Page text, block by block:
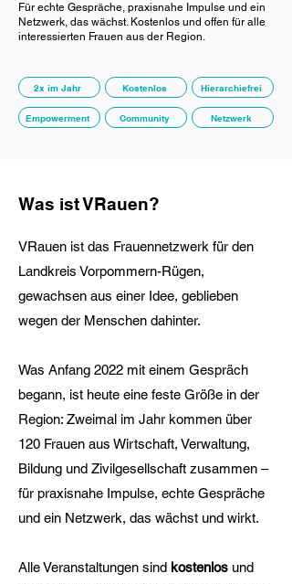
Für echte Gespräche, praxisnahe Impulse und ein
Netzwerk, das wächst. Kostenlos und offen für alle
interessierten Frauen aus der Region.
2x im Jahr Kostenlos Hierarchiefrei
Empowerment Community Netzwerk
Was ist VRauen?
VRauen ist das Frauennetzwerk für den
Landkreis Vorpommern-Rügen,
gewachsen aus einer Idee, geblieben
wegen der Menschen dahinter.
Was Anfang 2022 mit einem Gespräch
begann, ist heute eine feste Größe in der
Region: Zweimal im Jahr kommen über
120 Frauen aus Wirtschaft, Verwaltung,
Bildung und Zivilgesellschaft zusammen –
für praxisnahe Impulse, echte Gespräche
und ein Netzwerk, das wächst und wirkt.
Alle Veranstaltungen sind kostenlos und